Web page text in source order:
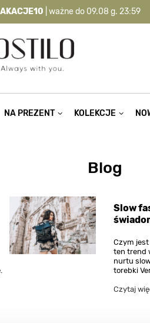
| ważne do 09.08 g. 23:59
produktów z flagą OKAZJA >
NA PREZENT KOLEKCJE
Blog
Slow
Czym
ten trend
nurtu
torebki
Czytaj